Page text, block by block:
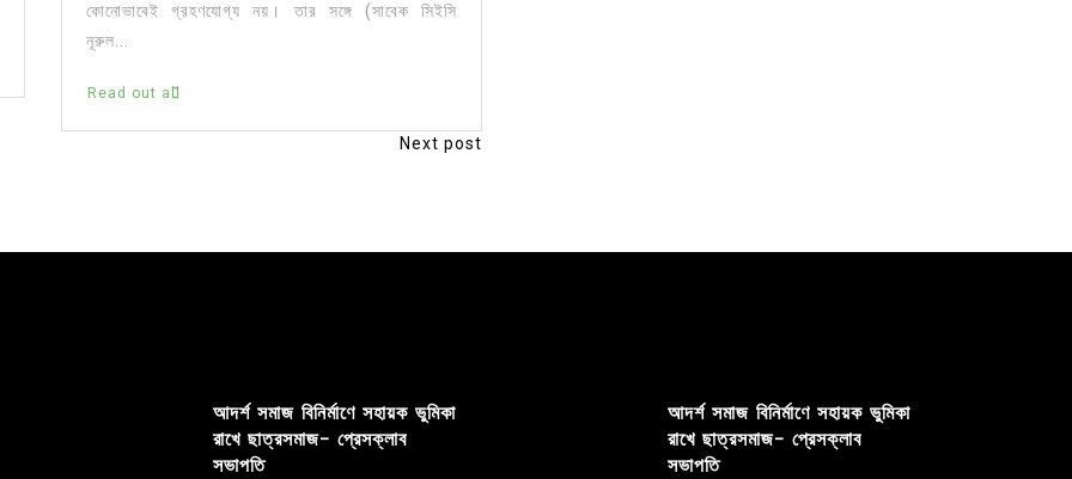
কোনোভাবেই গ্রহণযোগ্য নয়। তার সঙ্গে (সাবেক সিইসি
নূরুল...
Read out all
Next post
আদর্শ সমাজ বিনির্মাণে সহায়ক ভুমিকা
রাখে ছাত্রসমাজ- প্রেসক্লাব
সভাপতি
আদর্শ সমাজ বিনির্মাণে সহায়ক ভুমিকা
রাখে ছাত্রসমাজ- প্রেসক্লাব
সভাপতি